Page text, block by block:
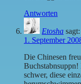
Antworten
Etosha sagt:
1. September
Die Chinesen
schwer, diese